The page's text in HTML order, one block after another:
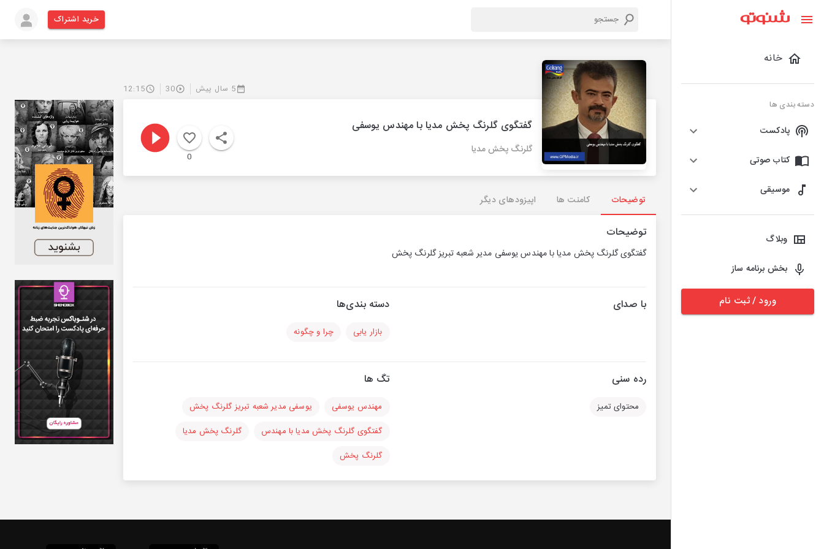
خانه
دسته بندی ها
پادکست
کتاب صوتی
موسیقی
وبلاگ
بخش برنامه ساز
ورود / ثبت نام
خرید اشتراک
5 سال پیش 30
12:15
گفتگوی گلرنگ پخش مدیا با مهندس یوسفی
گلرنگ پخش مدیا
0
توضیحات کامنت ها اپیزودهای دیگر
توضیحات
گفتگوی گلرنگ پخش مدیا با مهندس یوسفی مدیر شعبه تبریز گلرنگ پخش
با صدای دسته بندی‌ها
بازار یابی چرا و چگونه
رده سنی
محتوای تمیز
تگ ها
مهندس یوسفی
یوسفی مدیر شعبه تبریز گلرنگ پخش
گفتگوی گلرنگ پخش مدیا با مهندس
گلرنگ پخش مدیا
گلرنگ پخش